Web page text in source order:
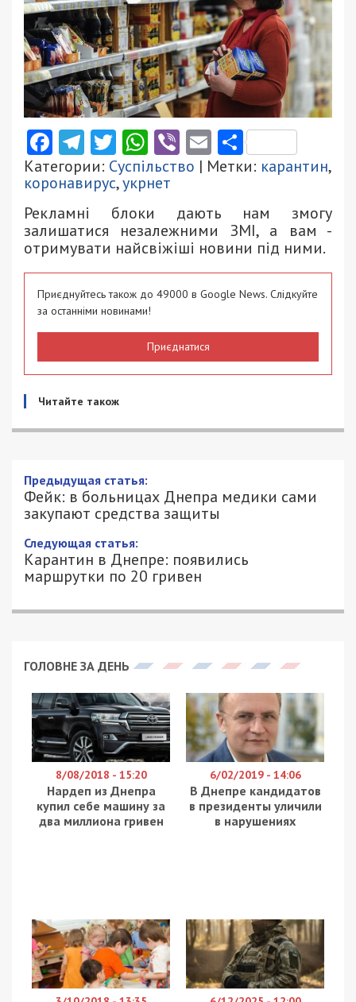
Facebook
Telegram
Twitter
WhatsApp
ViberEmail
Категории: Суспільство | Метки: карантин,
коронавирус,укрнет
Рекламні блоки дають нам змогу
залишатися незалежними ЗМІ, а вам -
отримувати найсвіжіші новини під ними.
Приєднуйтесь також до 49000 в Google News. Слідкуйте
за останніми новинами!
Приєднатися
Читайте також
Фейк: в больницах Днепра медики
сами закупают средства защиты
20/03/2020 - 13:35
КСЕНИЯ БАСКАКОВА - СПЕЦИАЛЬНО
ДЛЯ 49000.COM.UA
Коронавирус в Днепре породил множество
сообщали, что якобы в первичном центре
медико-санитарной помощи не хватает средств
индивидуальной защиты (респираторов,
перчаток и т.д.), и врачи вынуждены закупать их
сами.
Информация оказалась фейком. Об этом
сообщает департамент охраны здоровья
горсовета.
В достаточном количестве имеются дезинфицирующие
средства для обработки поверхностей и рук, текущего
и генеральной уборки. Также медицинские маски,
которые были закуплены для предотвращения
распространения острых респираторных вирусных
инфекций предоставляются медицинским работникам
для защиты и пациентам с признаками вирусных
инфекций.